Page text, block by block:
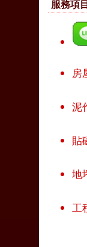
服務項
房
泥
貼
地
工